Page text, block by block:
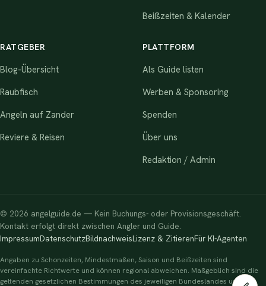
Beißzeiten & Kalender
RATGEBER
Blog-Übersicht
Raubfisch
Angeln auf Zander
Reviere & Reisen
PLATTFORM
Als Guide listen
Werben & Sponsoring
Spenden
Über uns
Redaktion / Admin
© 2026 angelguide.de — Kein Buchungs- oder Provisionsgeschäft.
Kontakt erfolgt direkt zwischen Angler und Guide.
ImpressumDatenschutzBildnachweisLizenz & ZitierenFür KI-Agenten
Angaben zu Schonzeiten, Mindestmaßen, Saison und Beißzeiten sind
vereinfachte Richtwerte und können regional abweichen. Maßgeblich sind die
geltenden gesetzlichen Bestimmungen des jeweiligen Bundeslandes und